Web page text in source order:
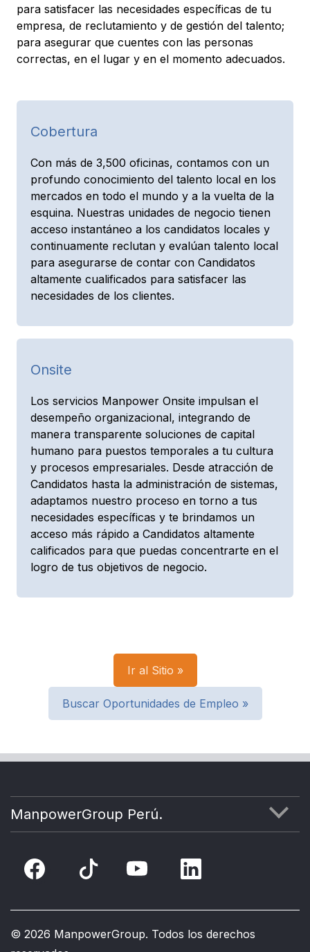
para satisfacer las necesidades específicas de tu
empresa, de reclutamiento y de gestión del talento;
para asegurar que cuentes con las personas
correctas, en el lugar y en el momento adecuados.
Cobertura
Con más de 3,500 oficinas, contamos con un
profundo conocimiento del talento local en los
mercados en todo el mundo y a la vuelta de la
esquina. Nuestras unidades de negocio tienen
acceso instantáneo a los candidatos locales y
continuamente reclutan y evalúan talento local
para asegurarse de contar con Candidatos
altamente cualificados para satisfacer las
necesidades de los clientes.
Onsite
Los servicios Manpower Onsite impulsan el
desempeño organizacional, integrando de
manera transparente soluciones de capital
humano para puestos temporales a tu cultura
y procesos empresariales. Desde atracción de
Candidatos hasta la administración de sistemas,
adaptamos nuestro proceso en torno a tus
necesidades específicas y te brindamos un
acceso más rápido a Candidatos altamente
calificados para que puedas concentrarte en el
logro de tus objetivos de negocio.
Ir al Sitio »
Buscar Oportunidades de Empleo »
ManpowerGroup Perú.
CONTÁCTANOS
© 2026 ManpowerGroup. Todos los derechos